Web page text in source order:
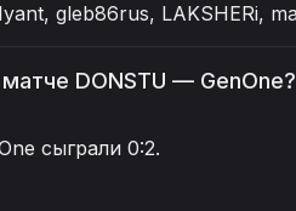
gleb86rus, LAKSHERi,
DONSTU — GenOne?
сыграли 0:2.